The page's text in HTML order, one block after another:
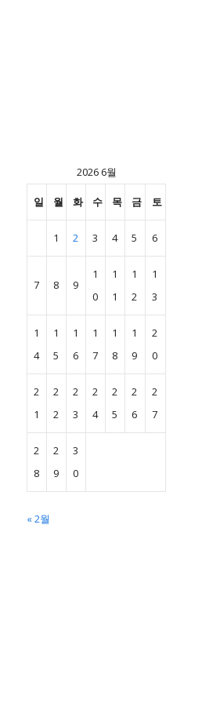
2026 6월
일 월 화 수 목 금 토
1 2 3 4 5 6
7 8 9
1
0
1
1
1
2
1
3
1
4
1
5
1
6
1
7
1
8
1
9
2
0
2
1
2
2
2
3
2
4
2
5
2
6
2
7
2
8
2
9
3
0
« 2월